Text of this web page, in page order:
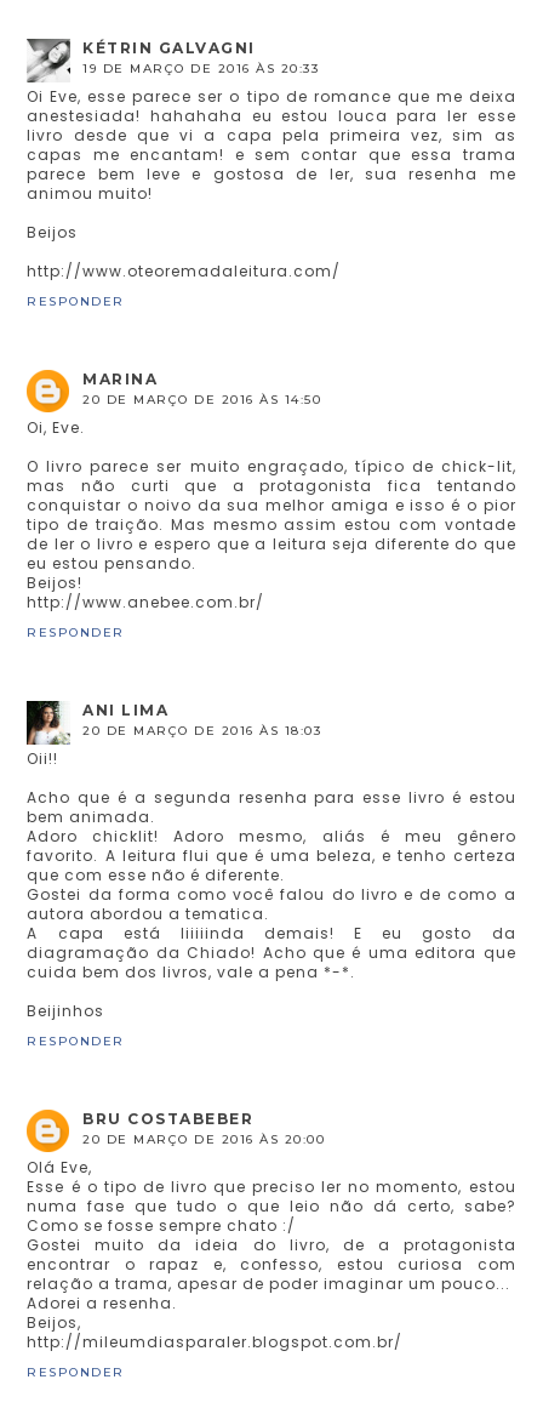
KÉTRIN GALVAGNI
19 DE MARÇO DE 2016 ÀS 20:33
Oi Eve, esse parece ser o tipo de romance que me deixa
anestesiada! hahahaha eu estou louca para ler esse
livro desde que vi a capa pela primeira vez, sim as
capas me encantam! e sem contar que essa trama
parece bem leve e gostosa de ler, sua resenha me
animou muito!
Beijos
http://www.oteoremadaleitura.com/
RESPONDER
MARINA
20 DE MARÇO DE 2016 ÀS 14:50
Oi, Eve.
O livro parece ser muito engraçado, típico de chick-lit,
mas não curti que a protagonista fica tentando
conquistar o noivo da sua melhor amiga e isso é o pior
tipo de traição. Mas mesmo assim estou com vontade
de ler o livro e espero que a leitura seja diferente do que
eu estou pensando.
Beijos!
http://www.anebee.com.br/
RESPONDER
ANI LIMA
20 DE MARÇO DE 2016 ÀS 18:03
Oii!!
Acho que é a segunda resenha para esse livro é estou
bem animada.
Adoro chicklit! Adoro mesmo, aliás é meu gênero
favorito. A leitura flui que é uma beleza, e tenho certeza
que com esse não é diferente.
Gostei da forma como você falou do livro e de como a
autora abordou a tematica.
A capa está liiiiinda demais! E eu gosto da
diagramação da Chiado! Acho que é uma editora que
cuida bem dos livros, vale a pena *-*.
Beijinhos
RESPONDER
BRU COSTABEBER
20 DE MARÇO DE 2016 ÀS 20:00
Olá Eve,
Esse é o tipo de livro que preciso ler no momento, estou
numa fase que tudo o que leio não dá certo, sabe?
Como se fosse sempre chato :/
Gostei muito da ideia do livro, de a protagonista
encontrar o rapaz e, confesso, estou curiosa com
relação a trama, apesar de poder imaginar um pouco...
Adorei a resenha.
Beijos,
http://mileumdiasparaler.blogspot.com.br/
RESPONDER